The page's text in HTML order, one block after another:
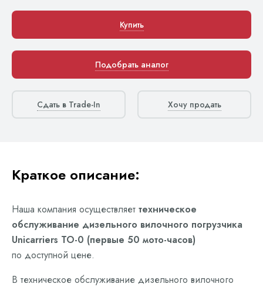
Купить
Подобрать аналог
Сдать в Trade-In Хочу продать
Краткое описание:
Наша компания осуществляет техническое
обслуживание дизельного вилочного погрузчика
Unicarriers ТО-0 (первые 50 мото-часов)
по доступной цене.
В техническое обслуживание дизельного вилочного